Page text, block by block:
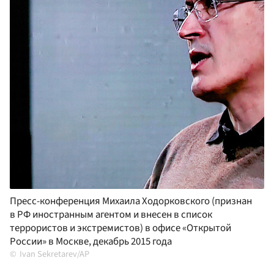
Пресс-конференция Михаила Ходорковского (признан
в РФ иностранным агентом и внесен в список
террористов и экстремистов) в офисе «Открытой
России» в Москве, декабрь 2015 года
Ivan Sekretarev/AP